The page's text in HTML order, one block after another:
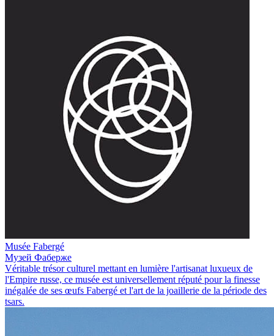
Musée Fabergé
Музей Фаберже
Véritable trésor culturel mettant en lumière l'artisanat luxueux de
l'Empire russe, ce musée est universellement réputé pour la finesse
inégalée de ses œufs Fabergé et l'art de la joaillerie de la période des
tsars.